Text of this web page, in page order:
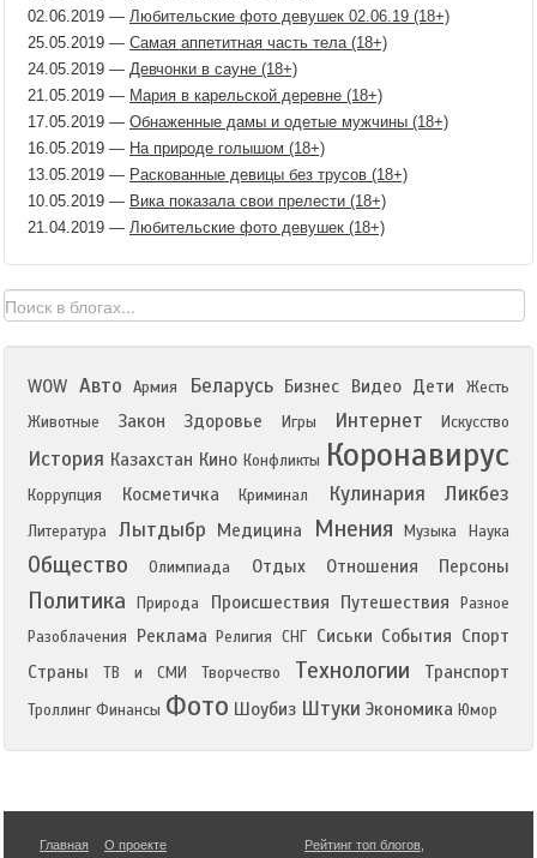
02.06.2019 — Любительские фото девушек 02.06.19 (18+)
25.05.2019 — Самая аппетитная часть тела (18+)
24.05.2019 — Девчонки в сауне (18+)
21.05.2019 — Мария в карельской деревне (18+)
17.05.2019 — Обнаженные дамы и одетые мужчины (18+)
16.05.2019 — На природе голышом (18+)
13.05.2019 — Раскованные девицы без трусов (18+)
10.05.2019 — Вика показала свои прелести (18+)
21.04.2019 — Любительские фото девушек (18+)
WOW Авто Армия Беларусь Бизнес Видео Дети
Жесть
Животные
Закон Здоровье Игры Интернет Искусство
История Казахстан Кино Конфликты Коронавирус
Коррупция Косметичка Криминал Кулинария Ликбез
Литература Лытдыбр Медицина Мнения Музыка Наука
Общество Олимпиада Отдых Отношения Персоны
Политика Природа Происшествия Путешествия
Разное
Разоблачения
Реклама Религия СНГ Сиськи События Спорт
Страны
ТВ и СМИ Творчество Технологии Транспорт
Троллинг Финансы Фото Шоубиз Штуки Экономика Юмор
Главная О проекте Рейтинг топ блогов